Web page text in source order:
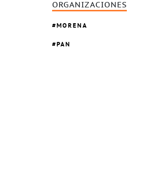
ORGANIZACIONES
MORENA
PAN